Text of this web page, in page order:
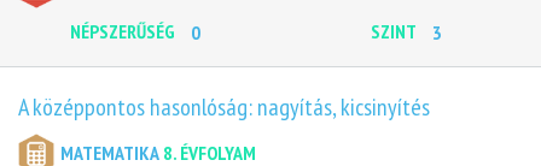
NÉPSZERŰSÉG
0 SZINT 3
A középpontos hasonlóság: nagyítás, kicsinyítés
MATEMATIKA 8. ÉVFOLYAM